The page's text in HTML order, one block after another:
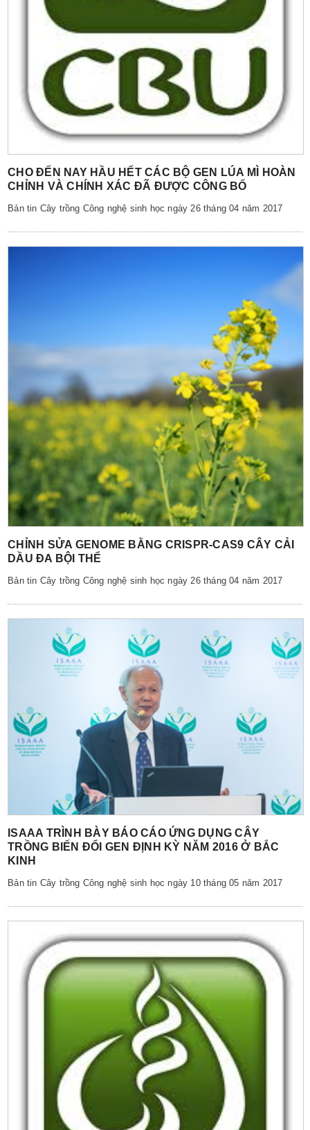
CHO ĐẾN NAY HẦU HẾT CÁC BỘ GEN LÚA MÌ HOÀN
CHỈNH VÀ CHÍNH XÁC ĐÃ ĐƯỢC CÔNG BỐ
Bản tin Cây trồng Công nghệ sinh học ngày 26 tháng 04 năm 2017
CHỈNH SỬA GENOME BẰNG CRISPR-CAS9 CÂY CẢI
DẦU ĐA BỘI THỂ
Bản tin Cây trồng Công nghệ sinh học ngày 26 tháng 04 năm 2017
ISAAA TRÌNH BÀY BÁO CÁO ỨNG DỤNG CÂY
TRỒNG BIẾN ĐỔI GEN ĐỊNH KỲ NĂM 2016 Ở BẮC
KINH
Bản tin Cây trồng Công nghệ sinh học ngày 10 tháng 05 năm 2017